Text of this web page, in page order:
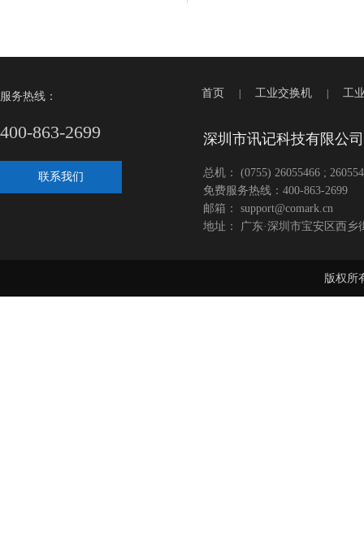
服务热线：
400-863-2699
联系我们
首页 工业交换机 工
深圳市讯记科技有限公司
总机： (0755) 26055466 ;
免费服务热线：400-863-2699
邮箱： support@comark.cn
地址： 广东·深圳市宝安区西
版权所